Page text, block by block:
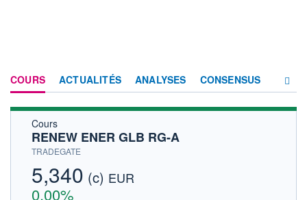
COURS ACTUALITÉS ANALYSES CONSENSUS
Cours
RENEW ENER GLB RG-A
TRADEGATE
5,340 (c) EUR
0,00%